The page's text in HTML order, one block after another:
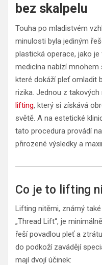
bez skalpelu
Touha po mladistvém
minulosti byla jediným
plastická operace, jako
medicína nabízí
které dokáží pleť omladit
rizika. Jednou z
lifting, který si získává
světě. A na estetické
tato procedura provádí
přirozené výsledky a
Co je to lifting
Lifting nitěmi, známý
„Thread Lift“, je
řeší povadlou pleť a
do podkoží zavádějí
mají dvojí účinek: